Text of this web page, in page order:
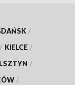
/
/ KIELCE /
/
/